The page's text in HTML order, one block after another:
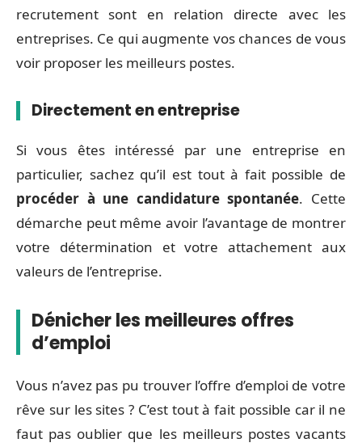
recrutement sont en relation directe avec les
entreprises. Ce qui augmente vos chances de vous
voir proposer les meilleurs postes.
Directement en entreprise
Si vous êtes intéressé par une entreprise en
particulier, sachez qu’il est tout à fait possible de
procéder à une candidature spontanée. Cette
démarche peut même avoir l’avantage de montrer
votre détermination et votre attachement aux
valeurs de l’entreprise.
Dénicher les meilleures offres
d’emploi
Vous n’avez pas pu trouver l’offre d’emploi de votre
rêve sur les sites ? C’est tout à fait possible car il ne
faut pas oublier que les meilleurs postes vacants